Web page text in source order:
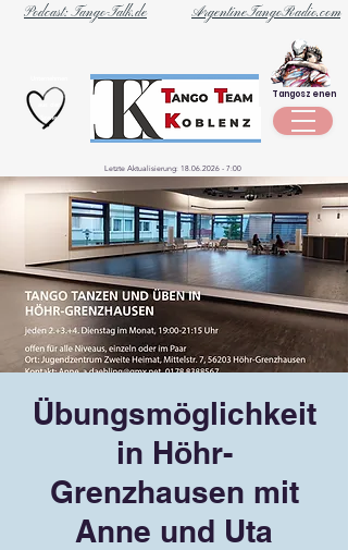
ArgentineTangoRadio.com
Podcast: Tango-Talk.de
Szene
Tangoszenen
Letzte Aktualisierung: 18.06.2026 - 7:00
Übungsmöglichkeit
in Höhr-
Grenzhausen mit
Anne und Uta